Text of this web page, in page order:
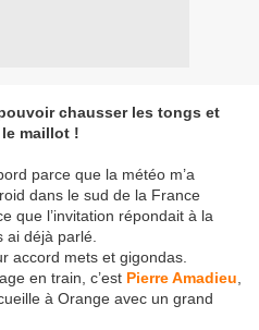
chausser les tongs et
maillot !
parce que la météo m’a
dans le sud de la France
que l’invitation répondait à la
ai déjà parlé.
accord mets et gigondas.
en train, c’est Pierre Amadieu
à Orange avec un grand